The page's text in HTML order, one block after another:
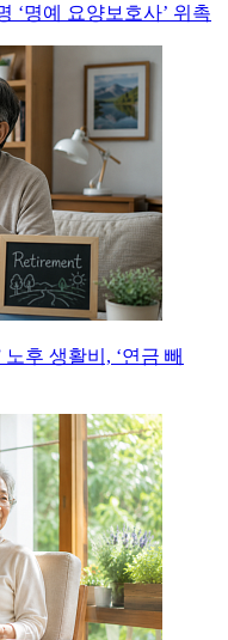
‘명예 요양보호사’ 위촉
후 생활비, ‘연금 빼